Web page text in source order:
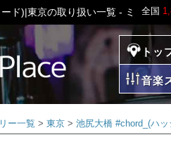
全国
ド)|東京の取り扱い一覧 - ミュージ
ミュージックプレイ
トッ
音楽
ー一覧 東京 池尻大橋 #chord_(ハ